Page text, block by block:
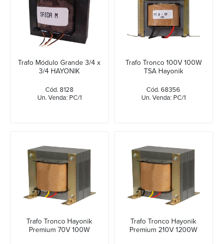
Trafo Módulo Grande 3/4 x
3/4 HAYONIK
Cód. 8128
Un. Venda: PC/1
Trafo Tronco 100V 100W
TSA Hayonik
Cód. 68356
Un. Venda: PC/1
Trafo Tronco Hayonik
Premium 70V 100W
Trafo Tronco Hayonik
Premium 210V 1200W